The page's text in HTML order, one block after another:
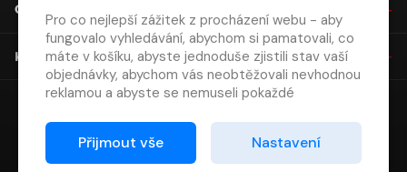
O SPOLEČNOSTI
KONTAKT
Pro co nejlepší zážitek z procházení webu - aby
fungovalo vyhledávání, abychom si pamatovali, co
máte v košíku, abyste jednoduše zjistili stav vaší
objednávky, abychom vás neobtěžovali nevhodnou
reklamou a abyste se nemuseli pokaždé
Proto od vás potřebujeme souhlas se
zpracováním souborů cookies
Přijmout vše Nastavení